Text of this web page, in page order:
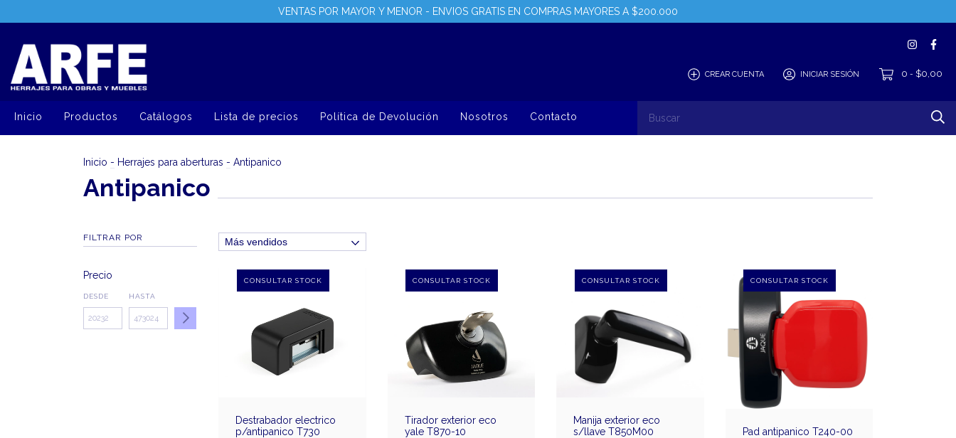
VENTAS POR MAYOR Y MENOR - ENVIOS GRATIS EN COMPRAS MAYORES A $200.000
CREAR CUENTA INICIAR SESIÓN 0 - $0,00
Inicio Productos Catálogos Lista de precios Política de Devolución Nosotros Contacto
Inicio - Herrajes para aberturas - Antipanico
Antipanico
FILTRAR POR
Precio
DESDE HASTA
Destrabador electrico
p/antipanico T730
Tirador exterior eco
yale T870-10
Manija exterior eco
s/llave T850M00
Pad antipanico T240-00